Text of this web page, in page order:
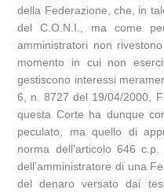
della Federazione, che, in
del C.O.N.I., ma come
amministratori non
momento in cui non
gestiscono interessi
6, n. 8727 del 19/04/2000,
questa Corte ha dunque
peculato, ma quello di
norma dell’articolo 646
dell’amministratore di una
del denaro versato dai